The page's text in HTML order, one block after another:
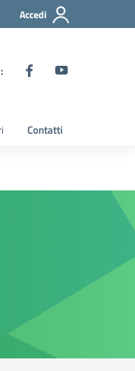
Accedi
Contatti